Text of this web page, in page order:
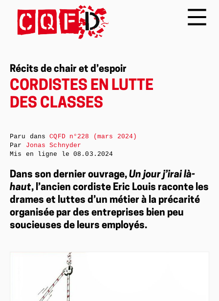
Récits de chair et d’espoir
CORDISTES EN LUTTE
DES CLASSES
Dans son dernier ouvrage, Un jour j’irai là-
haut, l’ancien cordiste Eric Louis raconte les
drames et luttes d’un métier à la précarité
organisée par des entreprises bien peu
soucieuses de leurs employés.
Paru dansCQFD n°228 (mars 2024)
Par Jonas Schnyder
Mis en ligne le08.03.2024